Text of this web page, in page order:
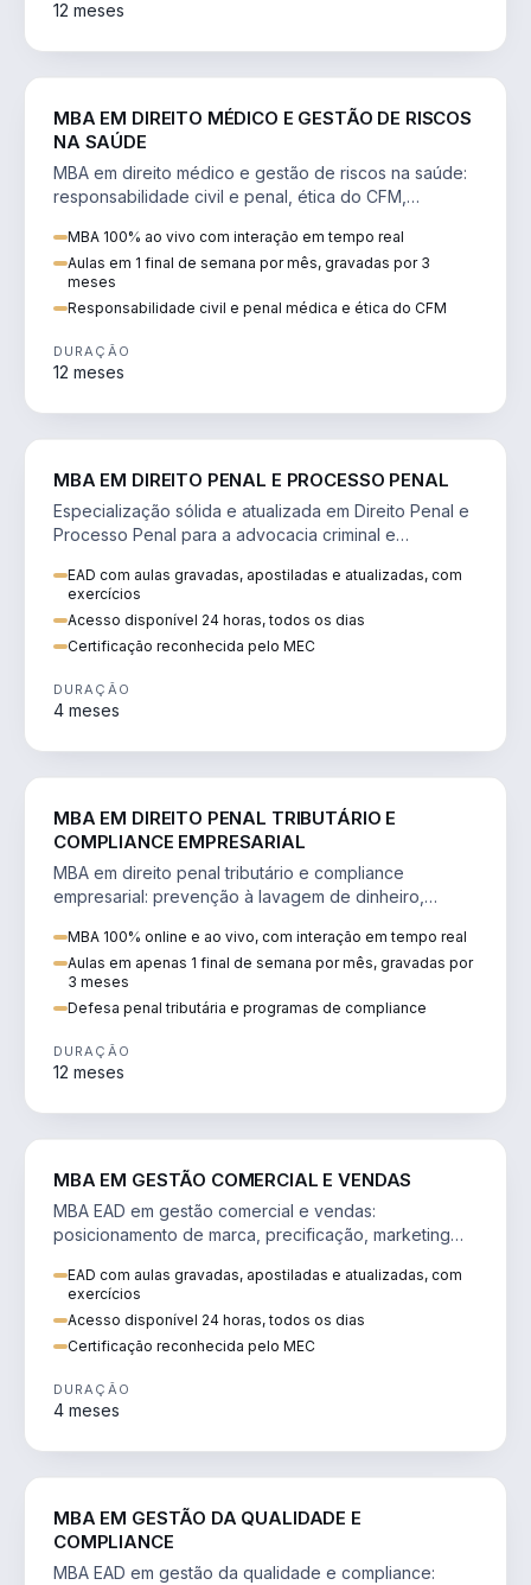
12 meses
MBA EM DIREITO MÉDICO E GESTÃO DE RISCOS
NA SAÚDE
MBA em direito médico e gestão de riscos na saúde:
responsabilidade civil e penal, ética do CFM,
MBA 100% ao vivo com interação em tempo real
Aulas em 1 final de semana por mês, gravadas por 3
meses
Responsabilidade civil e penal médica e ética do CFM
DURAÇÃO
12 meses
MBA EM DIREITO PENAL E PROCESSO PENAL
Especialização sólida e atualizada em Direito Penal e
Processo Penal para a advocacia criminal e
EAD com aulas gravadas, apostiladas e atualizadas, com
exercícios
Acesso disponível 24 horas, todos os dias
Certificação reconhecida pelo MEC
DURAÇÃO
4 meses
MBA EM DIREITO PENAL TRIBUTÁRIO E
COMPLIANCE EMPRESARIAL
MBA em direito penal tributário e compliance
empresarial: prevenção à lavagem de dinheiro,
MBA 100% online e ao vivo, com interação em tempo real
Aulas em apenas 1 final de semana por mês, gravadas por
3 meses
Defesa penal tributária e programas de compliance
DURAÇÃO
12 meses
MBA EM GESTÃO COMERCIAL E VENDAS
MBA EAD em gestão comercial e vendas:
posicionamento de marca, precificação, marketing
EAD com aulas gravadas, apostiladas e atualizadas, com
exercícios
Acesso disponível 24 horas, todos os dias
Certificação reconhecida pelo MEC
DURAÇÃO
4 meses
MBA EM GESTÃO DA QUALIDADE E
COMPLIANCE
MBA EAD em gestão da qualidade e compliance: